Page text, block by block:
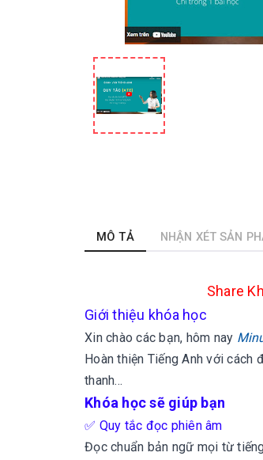
MÔ TẢ NHẬN XÉT SẢN
Share
Giới thiệu khóa học
Xin chào các bạn, hôm nay
Hoàn thiện Tiếng Anh với
thanh...
Khóa học sẽ giúp bạn
✅ Quy tắc đọc phiên âm
Đọc chuẩn bản ngữ mọi từ